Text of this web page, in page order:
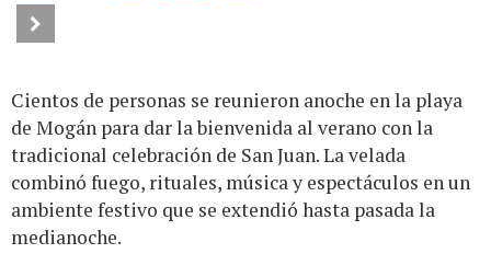
Cientos de personas se reunieron anoche en la playa
de Mogán para dar la bienvenida al verano con la
tradicional celebración de San Juan. La velada
combinó fuego, rituales, música y espectáculos en un
ambiente festivo que se extendió hasta pasada la
medianoche.